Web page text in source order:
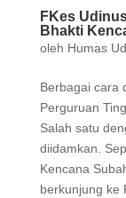
FKes
Bhakti
oleh Humas
Berbagai cara
Perguruan
Salah satu
diidamkan.
Kencana
berkunjung ke